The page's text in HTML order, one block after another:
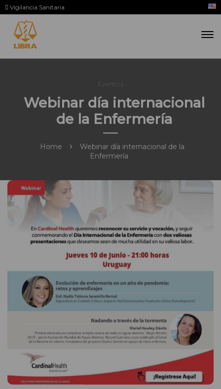
Vigilancia Sanitaria
Eventos
Webinar día internacional
de la Enfermería
Home
Webinar día internacional de la
Enfermería